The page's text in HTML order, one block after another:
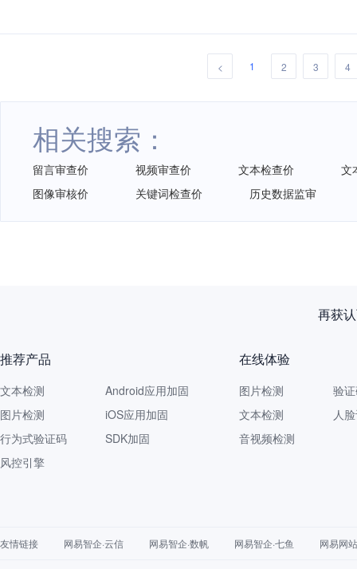
< 1 2 3 4
相关搜索：
留言审查价 视频审查价 文本检查价
文
图像审核价
关键词检查价 历史数据监审
再获
推荐产品
文本检测
图片检测
行为式验证码
风控引擎
Android应用加固
iOS应用加固
SDK加固
在线体验
图片检测
文本检测
音视频检测
验
人
友情链接 网易智企·云信 网易智企·数帆 网易智企·七鱼 网易网